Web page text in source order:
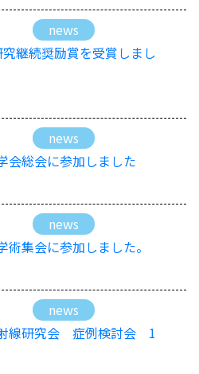
news
継続奨励賞を受賞しまし
news
会総会に参加しました
news
集会に参加しました。
news
線研究会 症例検討会 1